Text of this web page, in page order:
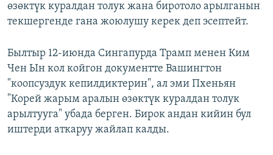
өзөктүк куралдан толук жана биротоло арылганын
текшергенде гана жоюлушу керек деп эсептейт.
Былтыр 12-июнда Сингапурда Трамп менен Ким
Чен Ын кол койгон документте Вашингтон
"коопсуздук кепилдиктерин", ал эми Пхеньян
"Корей жарым аралын өзөктүк куралдан толук
арылтууга" убада берген. Бирок андан кийин бул
иштерди аткаруу жайлап калды.